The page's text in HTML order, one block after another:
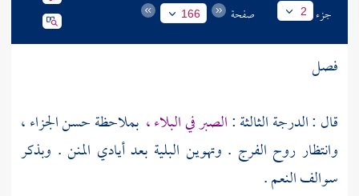
جزء 2 صفحة 166
فصل
قال : الدرجة الثالثة :الصبر في البلاء ، بملاحظة حسن الجزاء ،
وانتظار روح الفرج . وتهوين البلية بعد أيادي المنن . وبذكر
سوالف النعم .